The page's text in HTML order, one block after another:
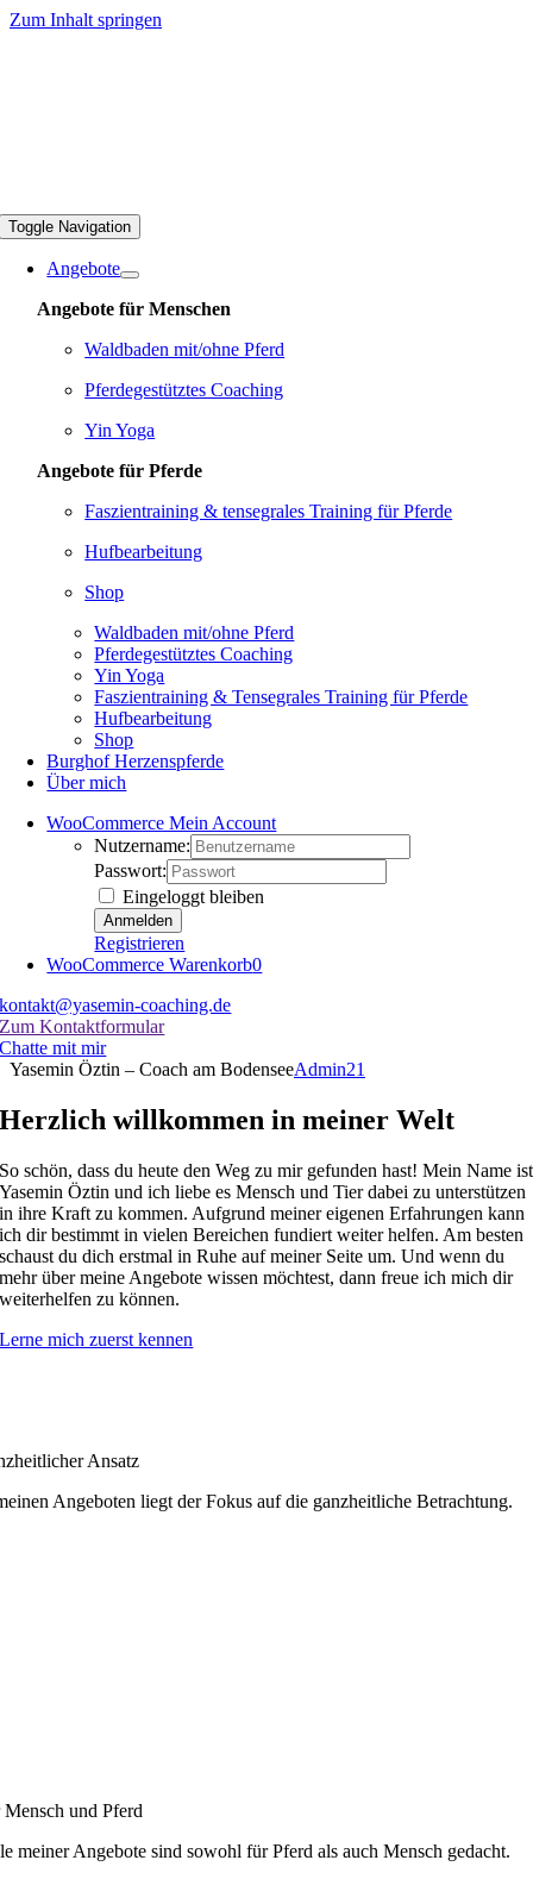
Zum Inhalt springen
Toggle Navigation
Angebote
Angebote für Menschen
Waldbaden mit/ohne Pferd
Pferdegestütztes Coaching
Yin Yoga
Angebote für Pferde
Faszientraining & tensegrales Training für Pferde
Hufbearbeitung
Shop
Waldbaden mit/ohne Pferd
Pferdegestütztes Coaching
Yin Yoga
Faszientraining & Tensegrales Training für Pferde
Hufbearbeitung
Shop
Burghof Herzenspferde
Über mich
WooCommerce Mein Account
Nutzername:
Passwort:
Eingeloggt bleiben
Registrieren
WooCommerce Warenkorb0
kontakt@yasemin-coaching.de
Zum Kontaktformular
Chatte mit mir
Yasemin Öztin – Coach am BodenseeAdmin21
Herzlich willkommen in meiner Welt
So schön, dass du heute den Weg zu mir gefunden hast! Mein Name ist
Yasemin Öztin und ich liebe es Mensch und Tier dabei zu unterstützen
in ihre Kraft zu kommen. Aufgrund meiner eigenen Erfahrungen kann
ich dir bestimmt in vielen Bereichen fundiert weiter helfen. Am besten
schaust du dich erstmal in Ruhe auf meiner Seite um. Und wenn du
mehr über meine Angebote wissen möchtest, dann freue ich mich dir
weiterhelfen zu können.
Lerne mich zuerst kennen
Ansatz
Angeboten liegt der Fokus auf die ganzheitliche Betrachtung.
Mensch und Pferd
meiner Angebote sind sowohl für Pferd als auch Mensch gedacht.